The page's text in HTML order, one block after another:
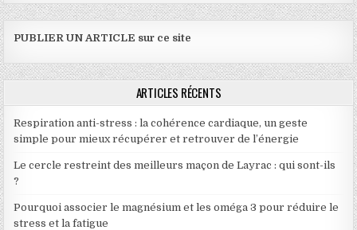
PUBLIER UN ARTICLE sur ce site
ARTICLES RÉCENTS
Respiration anti-stress : la cohérence cardiaque, un geste
simple pour mieux récupérer et retrouver de l’énergie
Le cercle restreint des meilleurs maçon de Layrac : qui sont-ils
?
Pourquoi associer le magnésium et les oméga 3 pour réduire le
stress et la fatigue